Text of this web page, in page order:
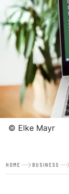
© Elke Mayr
HOME BUSINESS